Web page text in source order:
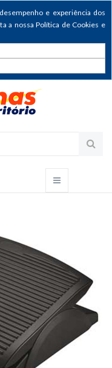
e experiência dos
a nossa Política de Cookies e